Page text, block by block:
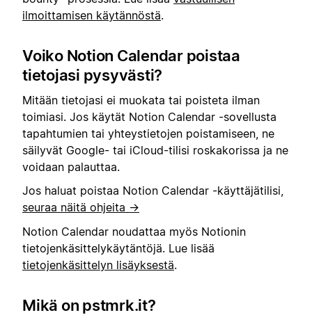
ilmoittamisen käytännöstä.
Voiko Notion Calendar poistaa
tietojasi pysyvästi?
Mitään tietojasi ei muokata tai poisteta ilman
toimiasi. Jos käytät Notion Calendar -sovellusta
tapahtumien tai yhteystietojen poistamiseen, ne
säilyvät Google- tai iCloud-tilisi roskakorissa ja ne
voidaan palauttaa.
Jos haluat poistaa Notion Calendar -käyttäjätilisi,
seuraa näitä ohjeita →
Notion Calendar noudattaa myös Notionin
tietojenkäsittelykäytäntöjä. Lue lisää
tietojenkäsittelyn lisäyksestä.
Mikä on pstmrk.it?